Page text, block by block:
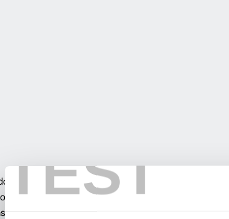
TEST
local Mitsubishi como tu único punto de contacto
y de alta calidad, desde refacciones OEM
compatibles para otras marcas de montacargas.